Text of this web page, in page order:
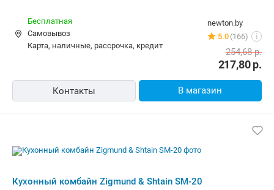
newton.by
5.0 (166) i
Бесплатная
Самовывоз
карта, наличные, рассрочка, кредит
217,80р.
254,68р.
Контакты В магазин
Кухонный комбайн Zigmund & Shtain SM-20